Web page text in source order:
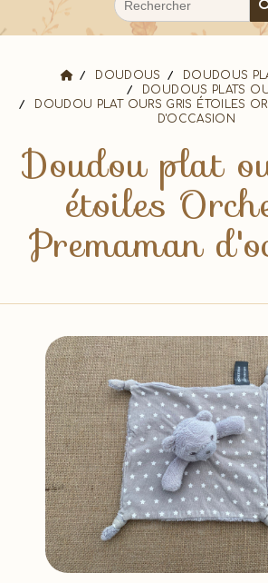
DOUDOUS
DOUDOUS
DOUDOUS PLATS
DOUDOU PLAT OURS GRIS ÉTOILES
D'OCCASION
Doudou plat
étoiles
Premaman